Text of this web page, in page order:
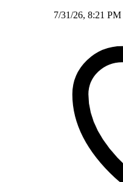
7/31/26, 8:21 PM